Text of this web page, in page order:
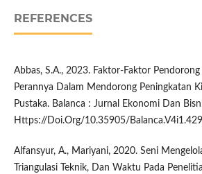
REFERENCES
Abbas, S.A., 2023. Faktor-Faktor
Perannya Dalam Mendorong Peningkatan
Pustaka. Balanca : Jurnal Ekonomi Dan
Https://Doi.Org/10.35905/
Alfansyur, A., Mariyani, 2020. Seni
Triangulasi Teknik, Dan Waktu Pada